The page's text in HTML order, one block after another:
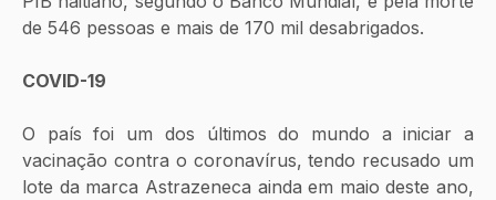
de 546 pessoas e mais de 170 mil desabrigados.
COVID-19
O país foi um dos últimos do mundo a iniciar a
vacinação contra o coronavírus, tendo recusado um
lote da marca Astrazeneca ainda em maio deste ano,